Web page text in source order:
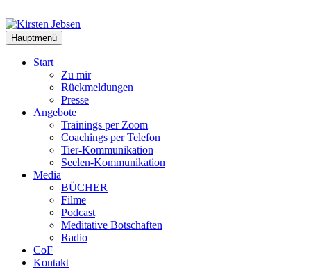
Inhalt
springen
Hauptmenü
Start
Zu mir
Rückmeldungen
Presse
Angebote
Trainings per Zoom
Coachings per Telefon
Tier-Kommunikation
Seelen-Kommunikation
Media
BÜCHER
Filme
Podcast
Meditative Botschaften
Radio
CoF
Kontakt